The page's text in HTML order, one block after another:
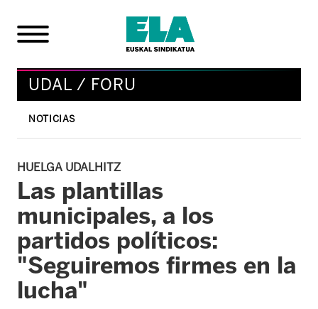
UDAL / FORU
NOTICIAS
HUELGA UDALHITZ
Las plantillas
municipales, a los
partidos políticos:
"Seguiremos firmes en la
lucha"